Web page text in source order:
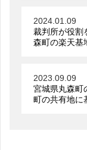
2024.01.09
裁判所が役割
森町の楽天基
2023.09.09
宮城県丸森町
町の共有地に